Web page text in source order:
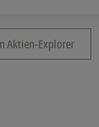
Aktien-Explorer